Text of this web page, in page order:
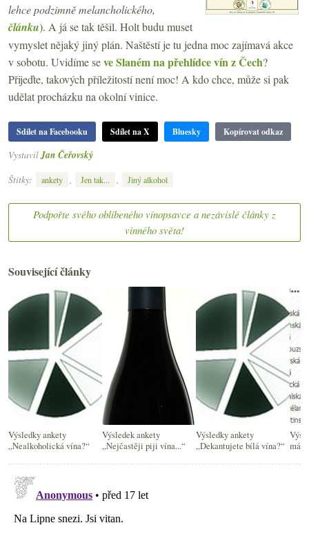
lehce podzimně melancholického,
článku). A já se tak těšil. Holt budu muset
vymyslet nějaký jiný plán. Naštěstí je tu jedna moc zajímavá akce
v sobotu. Uvidíme seve Slaném na přehlídce vín z Čech?
Přijeďte, takových příležitostí není moc! A kdo chce, může si pak
udělat procházku na okolní vinice.
Sdílet na Facebooku Sdílet na X Bluesky Kopírovat odkaz
Vystavil Jan Čeřovský
Štítky:
ankety , Jen tak... , Jiný alkohol
Podpořte svého oblíbeného vínopsavce a nezávislé články z
vinného světa!
Související články
Výsledky ankety
„Nealkoholická vína?“
Výsledek ankety
„Nejčastěji piji vína...“
Výsledky ankety
„Dekantujete bílá vína?“